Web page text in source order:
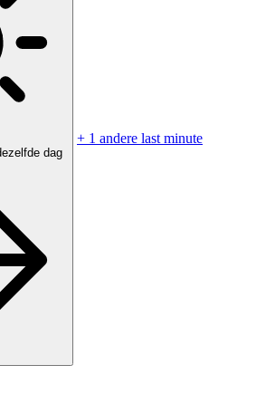
dag
+ 1 andere last minute